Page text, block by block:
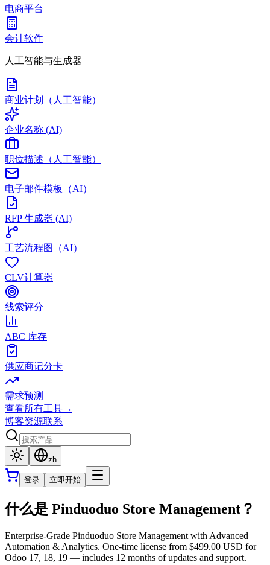
电商平台
会计软件
人工智能与生成器
商业计划（人工智能）
企业名称 (AI)
职位描述（人工智能）
电子邮件模板（AI）
RFP 生成器 (AI)
工艺流程图（AI）
CLV计算器
线索评分
ABC 库存
供应商记分卡
需求预测
查看所有工具→
博客资源联系
zh
登录 立即开始
什么是 Pinduoduo Store Management？
Enterprise-Grade Pinduoduo Store Management with Advanced
Automation & Analytics. One-time license from $499.00 USD for
Odoo 17, 18, 19 — includes 12 months of updates and support.